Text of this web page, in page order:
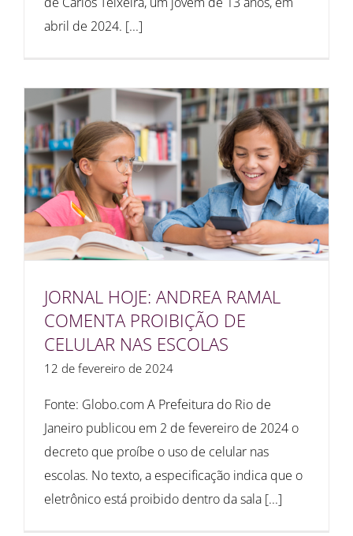
abril de 2024. [...]
JORNAL HOJE: ANDREA RAMAL
COMENTA PROIBIÇÃO DE
CELULAR NAS ESCOLAS
12 de fevereiro de 2024
Fonte: Globo.com A Prefeitura do Rio de
Janeiro publicou em 2 de fevereiro de 2024 o
decreto que proíbe o uso de celular nas
escolas. No texto, a especificação indica que o
eletrônico está proibido dentro da sala [...]